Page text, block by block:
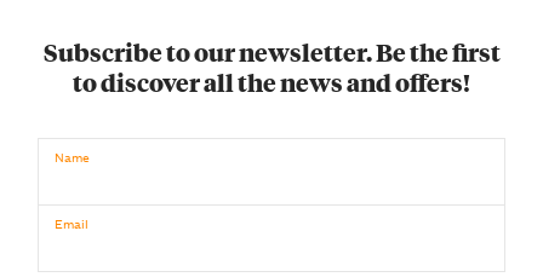
Subscribe to our newsletter. Be the first
to discover all the news and offers!
Name
Email